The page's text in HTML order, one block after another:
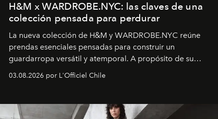
H&M x WARDROBE.NYC: las claves de una
colección pensada para perdurar
La nueva colección de H&M y WARDROBE.NYC reúne
prendas esenciales pensadas para construir un
guardarropa versátil y atemporal. A propósito de su
lanzamiento, los fundadores de la firma neoyorquina y
la asesora creativa y jefa de diseño global de la marca
y la filosofía detrás de la propuesta.
03.08.2026 por L'Officiel Chile